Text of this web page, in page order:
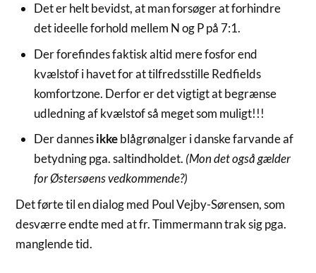
Det er helt bevidst, at man forsøger at forhindre
det ideelle forhold mellem N og P på 7:1.
Der forefindes faktisk altid mere fosfor end
kvælstof i havet for at tilfredsstille Redfields
komfortzone. Derfor er det vigtigt at begrænse
udledning af kvælstof så meget som muligt!!!
Der dannesikkeblågrønalger i danske farvande af
betydning pga. saltindholdet. (Mon det også gælder
for Østersøens vedkommende?)
Det førte til en dialog med Poul Vejby-Sørensen, som
desværre endte med at fr. Timmermann trak sig pga.
manglende tid.